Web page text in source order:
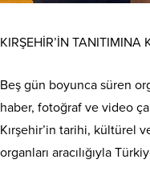
KIRŞEHİR’İN TANITIMINA
Beş gün boyunca süren
haber, fotoğraf ve video
Kırşehir’in tarihi, kültürel
organları aracılığıyla